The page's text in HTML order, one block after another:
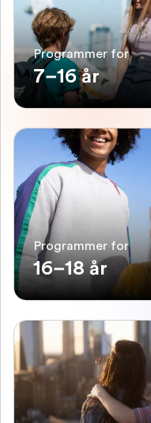
Programmer for
7–16 år
Programmer for
16–18 år